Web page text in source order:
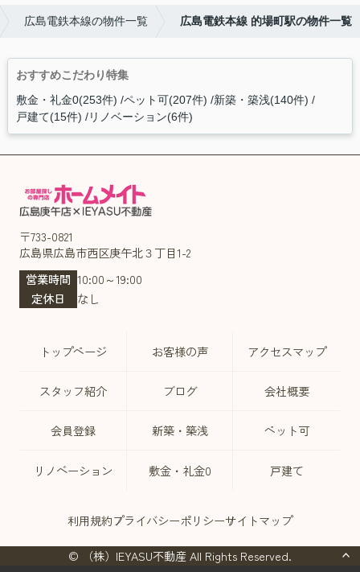
広島電鉄本線の物件一覧 広島電鉄本線 的場町駅の物件一覧
おすすめこだわり特集
敷金・礼金0(253件) ペット可(207件) 新築・築浅(140件)
戸建て(15件) リノベーション(6件)
〒733-0821
広島県広島市西区庚午北３丁目1-2
営業時間 10:00～19:00
定休日
なし
トップページ お客様の声 アクセスマップ
スタッフ紹介 ブログ 会社概要
会員登録 新築・築浅 ペット可
リノベーション 敷金・礼金0 戸建て
利用規約プライバシーポリシーサイトマップ
© （株）IEYASU不動産 All Rights Reserved.